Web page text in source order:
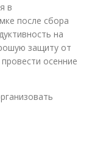
в
после сбора
на
защиту от
осенние